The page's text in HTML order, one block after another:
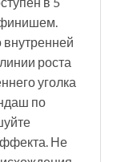
финишем.
роста
уголка
по
Не